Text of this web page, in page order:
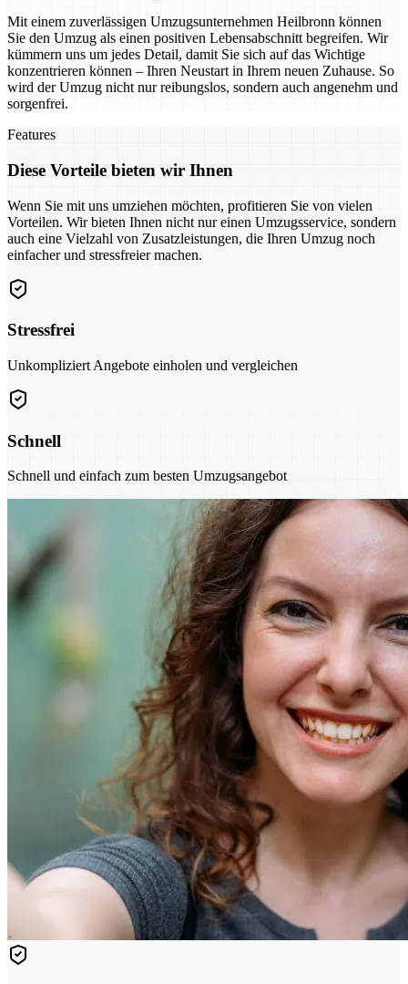
Mit einem zuverlässigen Umzugsunternehmen Heilbronn können
Sie den Umzug als einen positiven Lebensabschnitt begreifen. Wir
kümmern uns um jedes Detail, damit Sie sich auf das Wichtige
konzentrieren können – Ihren Neustart in Ihrem neuen Zuhause. So
wird der Umzug nicht nur reibungslos, sondern auch angenehm und
sorgenfrei.
Features
Diese Vorteile bieten wir Ihnen
Wenn Sie mit uns umziehen möchten, profitieren Sie von vielen
Vorteilen. Wir bieten Ihnen nicht nur einen Umzugsservice, sondern
auch eine Vielzahl von Zusatzleistungen, die Ihren Umzug noch
einfacher und stressfreier machen.
Stressfrei
Unkompliziert Angebote einholen und vergleichen
Schnell
Schnell und einfach zum besten Umzugsangebot